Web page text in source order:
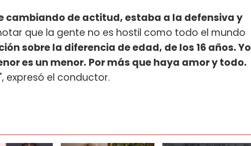
cambiando de actitud, estaba a la defensiva y
que la gente no es hostil como todo el mundo
sobre la diferencia de edad, de los 16 años. Yo
es un menor. Por más que haya amor y todo.
", expresó el conductor.